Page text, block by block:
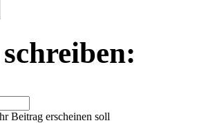
Beitrag erscheinen soll